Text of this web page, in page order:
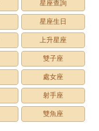
星座查詢
星座生日
上升星座
雙子座
處女座
射手座
雙魚座